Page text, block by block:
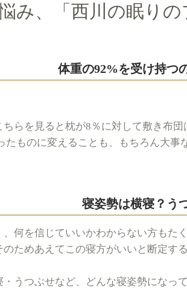
み、「西川の眠りの
体重の92%を受け持つ
らを見ると枕が8％に対して敷き布
ものに変えることも、もちろん大
寝姿勢は横寝？う
何を信じていいかわからない方も
ためあえてこの寝方がいいと断定
うつぶせなど、どんな寝姿勢にな